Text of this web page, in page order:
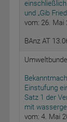
und „Gib
vom: 26. Mai
BAnz AT
Einstufung
Satz 1 der
mit
vom: 4. Mai